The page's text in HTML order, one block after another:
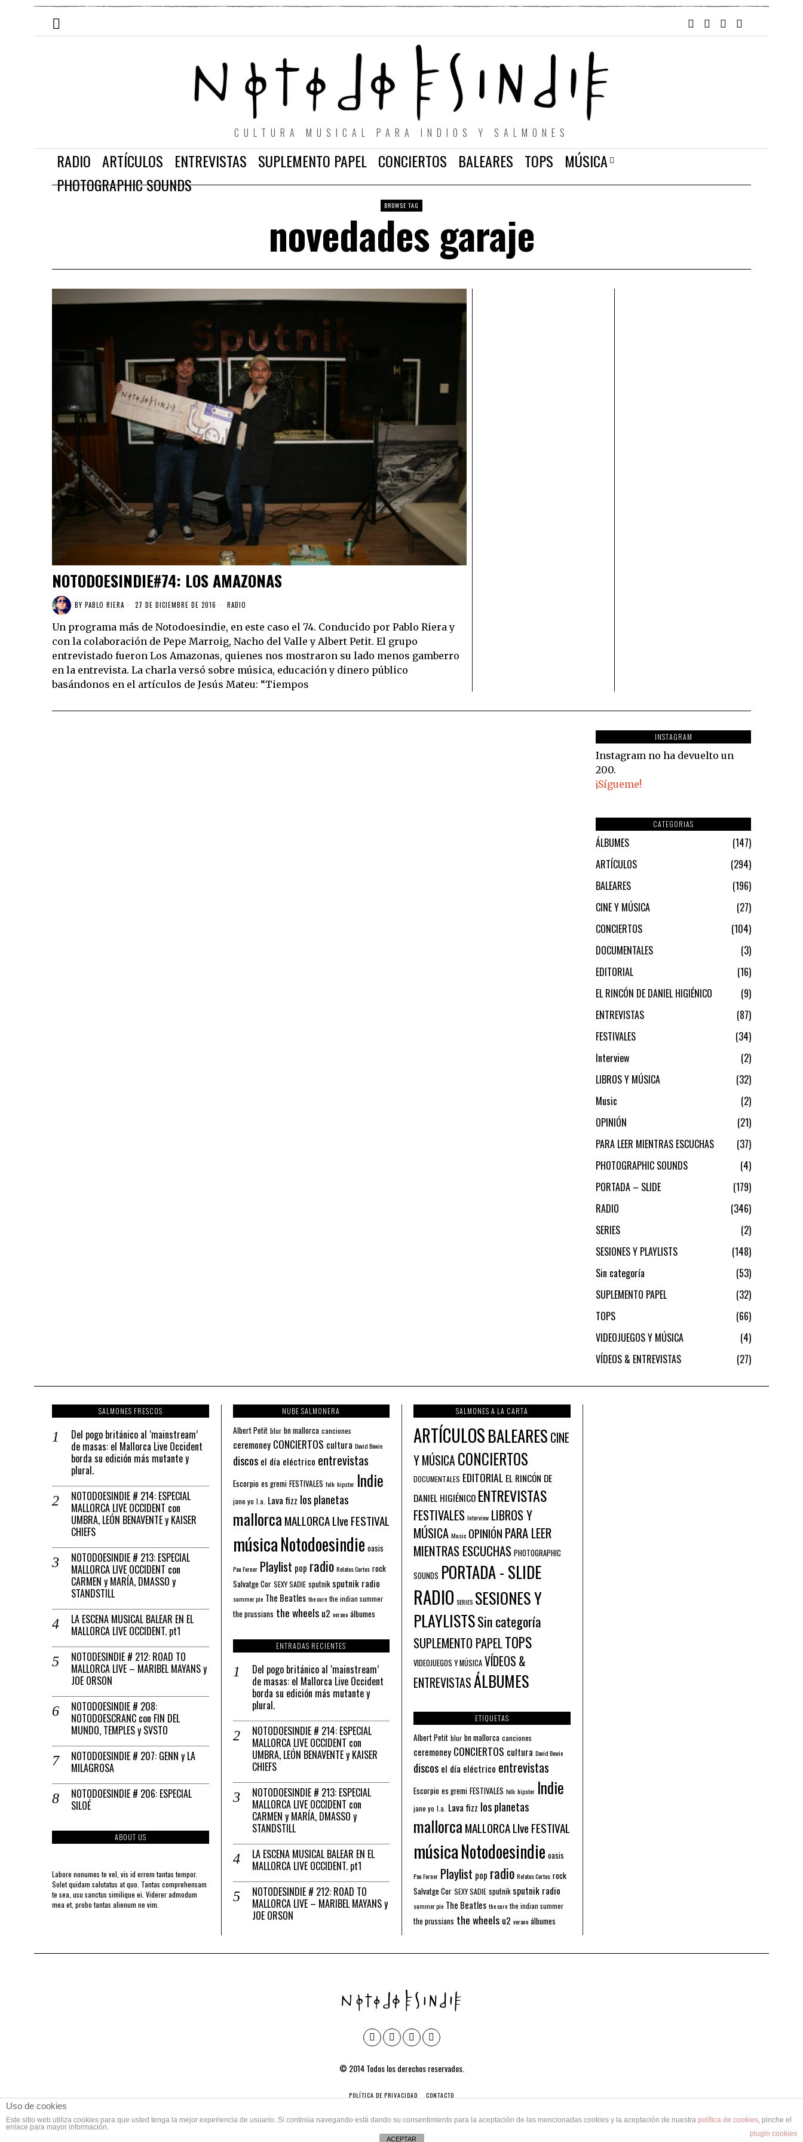
CULTURA MUSICAL PARA INDIOS Y SALMONES
RADIO ARTÍCULOS ENTREVISTAS SUPLEMENTO PAPEL CONCIERTOS BALEARES TOPS
MÚSICA
PHOTOGRAPHIC SOUNDS
BROWSE TAG
novedades garaje
NOTODOESINDIE#74: LOS AMAZONAS
BY PABLO RIERA 27 DE DICIEMBRE DE 2016 RADIO
Un programa más de Notodoesindie, en este caso el 74. Conducido por Pablo Riera y
con la colaboración de Pepe Marroig, Nacho del Valle y Albert Petit. El grupo
entrevistado fueron Los Amazonas, quienes nos mostraron su lado menos gamberro
en la entrevista. La charla versó sobre música, educación y dinero público
basándonos en el artículos de Jesús Mateu: “Tiempos
INSTAGRAM
Instagram no ha devuelto un
200.
¡Sígueme!
CATEGORIAS
ÁLBUMES
147
ARTÍCULOS
294
BALEARES
196
CINE Y MÚSICA
27
CONCIERTOS
104
DOCUMENTALES
3
EDITORIAL
16
EL RINCÓN DE DANIEL HIGIÉNICO
9
ENTREVISTAS
87
FESTIVALES
34
Interview
2
LIBROS Y MÚSICA
32
Music
2
OPINIÓN
21
PARA LEER MIENTRAS ESCUCHAS
37
PHOTOGRAPHIC SOUNDS
4
PORTADA – SLIDE
179
RADIO
346
SERIES
2
SESIONES Y PLAYLISTS
148
Sin categoría
53
SUPLEMENTO PAPEL
32
TOPS
66
VIDEOJUEGOS Y MÚSICA
4
VÍDEOS & ENTREVISTAS
27
SALMONES FRESCOS
Del pogo británico al ‘mainstream’
de masas: el Mallorca Live Occident
borda su edición más mutante y
plural.
NOTODOESINDIE # 214: ESPECIAL
MALLORCA LIVE OCCIDENT con
UMBRA, LEÓN BENAVENTE y KAISER
CHIEFS
NOTODOESINDIE # 213: ESPECIAL
MALLORCA LIVE OCCIDENT con
CARMEN y MARÍA, DMASSO y
STANDSTILL
LA ESCENA MUSICAL BALEAR EN EL
MALLORCA LIVE OCCIDENT. pt1
NOTODESINDIE # 212: ROAD TO
MALLORCA LIVE – MARIBEL MAYANS y
JOE ORSON
NOTODOESINDIE # 208:
NOTODOESCRANC con FIN DEL
MUNDO, TEMPLES y SVSTO
NOTODOESINDIE # 207: GENN y LA
MILAGROSA
NOTODOESINDIE # 206: ESPECIAL
SILOÉ
ABOUT US
Labore nonumes te vel, vis id errem tantas tempor.
Solet quidam salutatus at quo. Tantas comprehensam
te sea, usu sanctus similique ei. Viderer admodum
mea et, probo tantas alienum ne vim.
NUBE SALMONERA
Albert Petit blur bn mallorca canciones
ceremoney CONCIERTOS cultura David Bowie
discos el día eléctrico entrevistas
Escorpio es gremi FESTIVALES folk hipster Indie
jane yo l.a. Lava fizz los planetas
mallorca MALLORCA LIve FESTIVAL
músicaNotodoesindie oasis
Pau Forner Playlist pop radio Relatos Cortos rock
Salvatge Cor SEXY SADIE sputnik sputnik radio
summer pie The Beatles the cure the indian summer
the prussians the wheels u2 verano álbumes
ENTRADAS RECIENTES
Del pogo británico al ‘mainstream’
de masas: el Mallorca Live Occident
borda su edición más mutante y
plural.
NOTODOESINDIE # 214: ESPECIAL
MALLORCA LIVE OCCIDENT con
UMBRA, LEÓN BENAVENTE y KAISER
CHIEFS
NOTODOESINDIE # 213: ESPECIAL
MALLORCA LIVE OCCIDENT con
CARMEN y MARÍA, DMASSO y
STANDSTILL
LA ESCENA MUSICAL BALEAR EN EL
MALLORCA LIVE OCCIDENT. pt1
NOTODESINDIE # 212: ROAD TO
MALLORCA LIVE – MARIBEL MAYANS y
JOE ORSON
SALMONES A LA CARTA
ARTÍCULOSBALEARES CINE
Y MÚSICA CONCIERTOS
DOCUMENTALES EDITORIAL EL RINCÓN DE
DANIEL HIGIÉNICO ENTREVISTAS
FESTIVALES Interview LIBROS Y
MÚSICA Music OPINIÓN PARA LEER
MIENTRAS ESCUCHAS PHOTOGRAPHIC
SOUNDS PORTADA - SLIDE
RADIO SERIES SESIONES Y
PLAYLISTSSin categoría
SUPLEMENTO PAPELTOPS
VIDEOJUEGOS Y MÚSICA VÍDEOS &
ENTREVISTASÁLBUMES
ETIQUETAS
Albert Petit blur bn mallorca canciones
ceremoney CONCIERTOS cultura David Bowie
discos el día eléctrico entrevistas
Escorpio es gremi FESTIVALES folk hipster Indie
jane yo l.a. Lava fizz los planetas
mallorca MALLORCA LIve FESTIVAL
músicaNotodoesindie oasis
Pau Forner Playlist pop radio Relatos Cortos rock
Salvatge Cor SEXY SADIE sputnik sputnik radio
summer pie The Beatles the cure the indian summer
the prussians the wheels u2 verano álbumes
© 2014 Todos los derechos reservados.
POLÍTICA DE PRIVACIDAD CONTACTO
Uso de cookies
Este sitio web utiliza cookies para que usted tenga la mejor experiencia de usuario. Si continúa navegando está dando su consentimiento para la aceptación de las mencionadas cookies y la aceptación de nuestra política de cookies, pinche el
enlace para mayor información.
plugin cookies
ACEPTAR